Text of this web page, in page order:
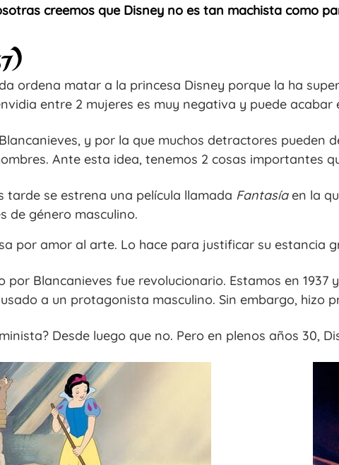
creemos que Disney no es tan machista como
ordena matar a la princesa Disney porque la ha
entre 2 mujeres es muy negativa y puede
y por la que muchos detractores
Ante esta idea, tenemos 2 cosas importantes
tarde se estrena una película llamada Fantasíaen la
de género masculino.
por amor al arte. Lo hace para justificar su estancia
Blancanieves fue revolucionario. Estamos en
a un protagonista masculino. Sin embargo, hizo
Desde luego que no. Pero en plenos años 30,